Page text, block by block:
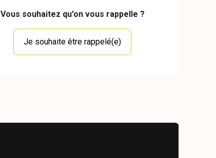
Vous souhaitez qu'on vous rappelle ?
Je souhaite être rappelé(e)